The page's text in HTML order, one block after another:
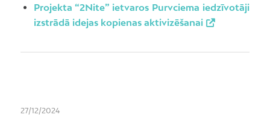
Projekta “2Nite” ietvaros Purvciema iedzīvotāji
izstrādā idejas kopienas aktivizēšanai
27/12/2024